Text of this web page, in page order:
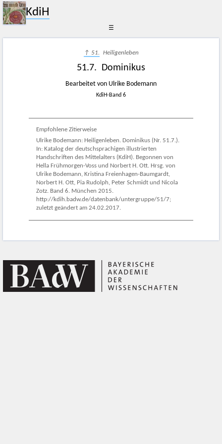
KdiH
☰
↑ 51. Heiligenleben
51.7. Dominikus
Bearbeitet von Ulrike Bodemann
KdiH-Band 6
Empfohlene Zitierweise
Ulrike Bodemann: Heiligenleben. Dominikus (Nr. 51.7.).
In: Katalog der deutschsprachigen illustrierten
Handschriften des Mittelalters (KdiH). Begonnen von
Hella Frühmorgen-Voss und Norbert H. Ott. Hrsg. von
Ulrike Bodemann, Kristina Freienhagen-Baumgardt,
Norbert H. Ott, Pia Rudolph, Peter Schmidt und Nicola
Zotz. Band 6. München 2015.
http://kdih.badw.de/datenbank/untergruppe/51/7;
zuletzt geändert am 24.02.2017.